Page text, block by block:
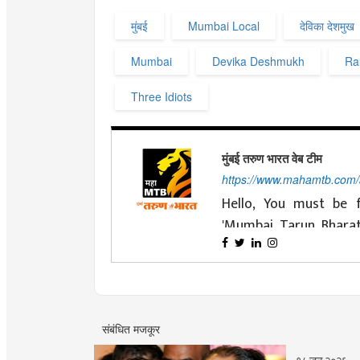
मुंबई Mumbai Local देविका देशमुख
Mumbai Devika Deshmukh
Three Idiots
मुंबई तरुण भारत वेब टीम
https://
Hello, You must be
'Mumbai Tarun
nationalist ideals and
journey of four
and cooperation.
Changing with time
'smart' day by day.
Channel, MahaMTB
संबंधित मजकूर